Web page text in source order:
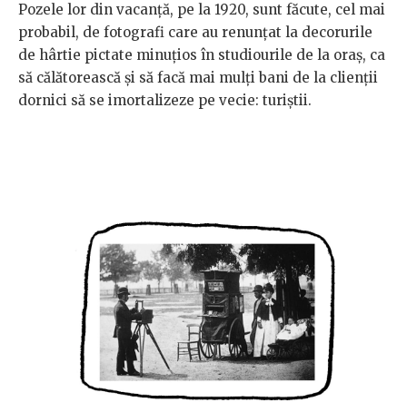
Pozele lor din vacanță, pe la 1920, sunt făcute, cel mai
probabil, de fotografi care au renunțat la decorurile
de hârtie pictate minuțios în studiourile de la oraș, ca
să călătorească și să facă mai mulți bani de la clienții
dornici să se imortalizeze pe vecie: turiștii.